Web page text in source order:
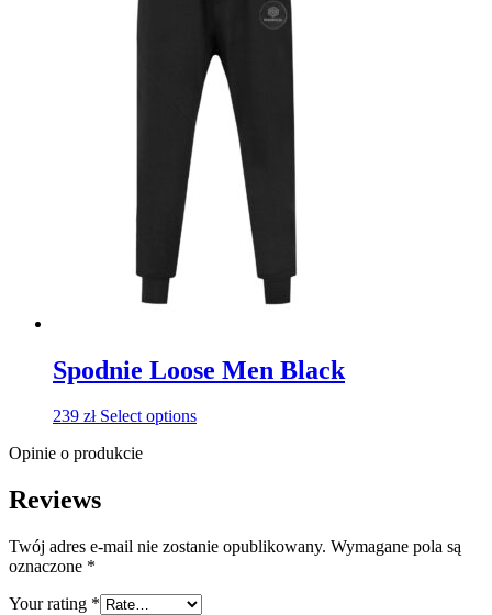
Spodnie Loose Men Black
239 zł Select options
Opinie o produkcie
Reviews
Twój adres e-mail nie zostanie opublikowany. Wymagane pola są
oznaczone *
Your rating *